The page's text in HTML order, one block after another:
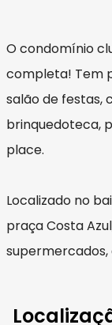
O condomínio
completa! Tem
salão de festas,
brinquedoteca,
place.
Localizado no
praça Costa
supermercados,